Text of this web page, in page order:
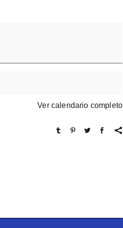
Ver calendario completo